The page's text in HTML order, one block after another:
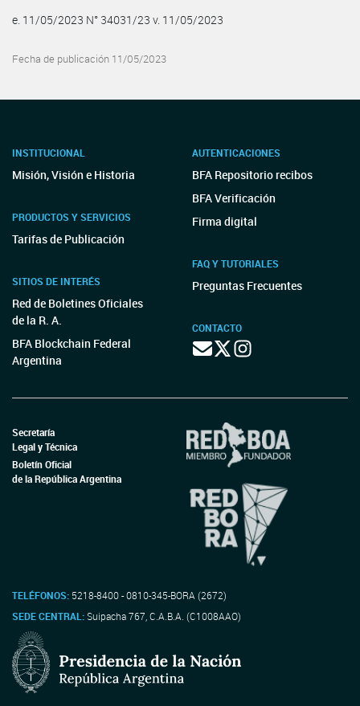
e. 11/05/2023 N° 34031/23 v. 11/05/2023
Fecha de publicación 11/05/2023
INSTITUCIONAL
Misión, Visión e Historia
PRODUCTOS Y SERVICIOS
Tarifas de Publicación
SITIOS DE INTERÉS
Red de Boletines Oficiales
de la R. A.
BFA Blockchain Federal
Argentina
AUTENTICACIONES
BFA Repositorio recibos
BFA Verificación
Firma digital
FAQ Y TUTORIALES
Preguntas Frecuentes
CONTACTO
Secretaría
Legal y Técnica
Boletín Oficial
de la República Argentina
TELÉFONOS: 5218-8400 - 0810-345-BORA (2672)
SEDE CENTRAL:Suipacha 767, C.A.B.A. (C1008AAO)